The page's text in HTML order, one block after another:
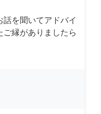
話を聞いてアドバイ
ご縁がありましたら